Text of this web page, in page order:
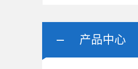
产品中心